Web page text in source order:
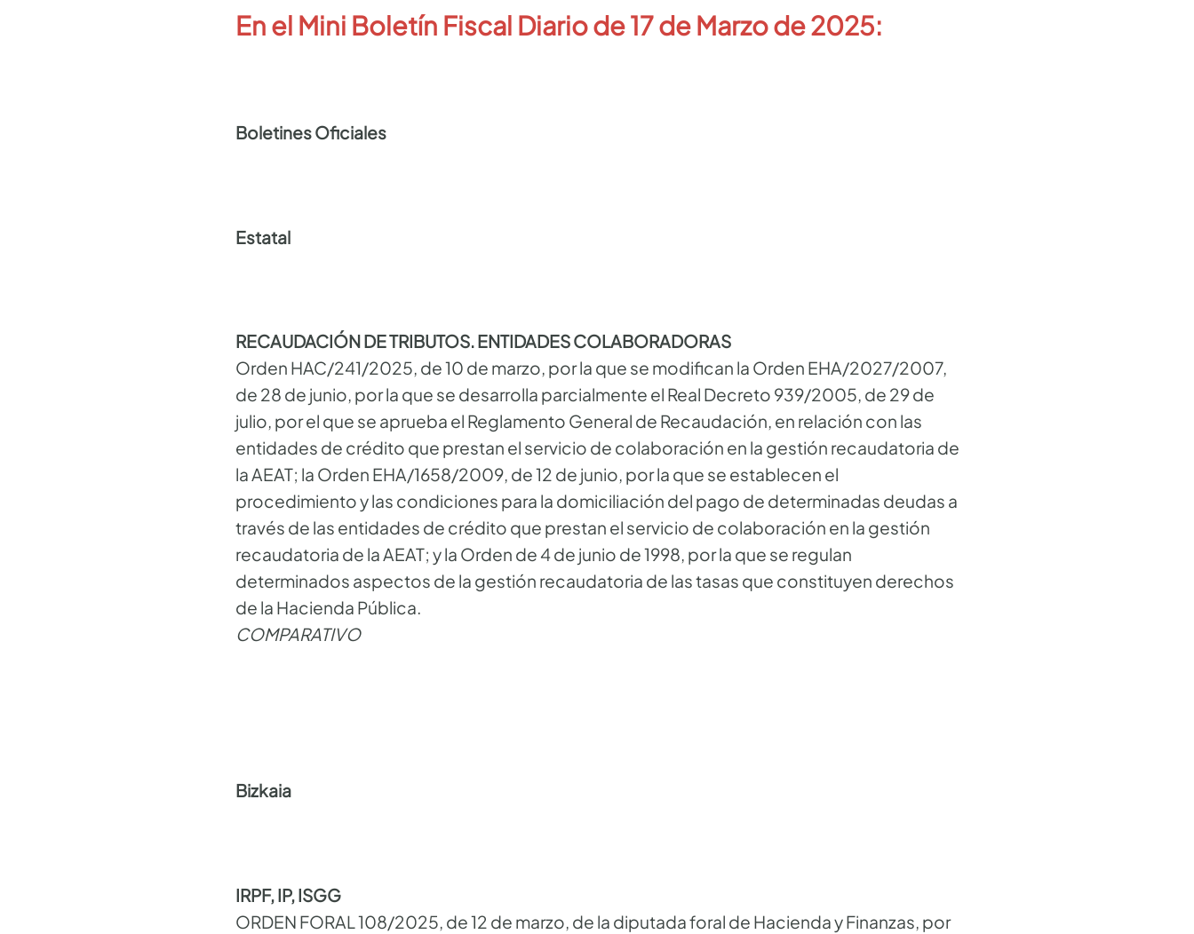
En el Mini Boletín Fiscal Diario de 17de Marzo de 2025:
Boletines Oficiales
Estatal
RECAUDACIÓN DE TRIBUTOS. ENTIDADES COLABORADORAS
Orden HAC/241/2025, de 10 de marzo, por la que se modifican la Orden EHA/2027/2007,
de 28 de junio, por la que se desarrolla parcialmente el Real Decreto 939/2005, de 29 de
julio, por el que se aprueba el Reglamento General de Recaudación, en relación con las
entidades de crédito que prestan el servicio de colaboración en la gestión recaudatoria de
la AEAT; la Orden EHA/1658/2009, de 12 de junio, por la que se establecen el
procedimiento y las condiciones para la domiciliación del pago de determinadas deudas a
través de las entidades de crédito que prestan el servicio de colaboración en la gestión
recaudatoria de la AEAT; y la Orden de 4 de junio de 1998, por la que se regulan
determinados aspectos de la gestión recaudatoria de las tasas que constituyen derechos
de la Hacienda Pública.
COMPARATIVO
Bizkaia
IRPF, IP, ISGG
ORDEN FORAL 108/2025, de 12 de marzo, de la diputada foral de Hacienda y Finanzas, por